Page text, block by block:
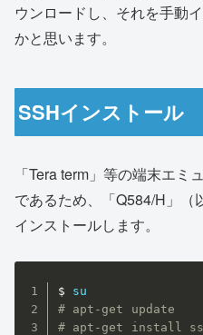
ウンロードし、それを手動
かと思います。
SSHインストール
「Tera term」等の端末エ
であるため、「Q584/H」
インストールします。
$ su
# apt-get update
# apt-get install